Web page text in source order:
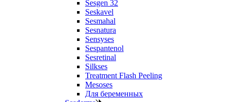
Sesgen 32
Seskavel
Sesmahal
Sesnatura
Sensyses
Sespantenol
Sesretinal
Silkses
Treatment Flash Peeling
Mesoses
Для беременных